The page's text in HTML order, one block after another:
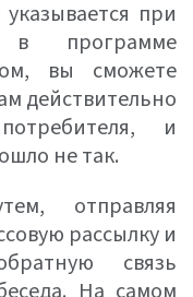
при
в программе
вы сможете
действительно
и
не так.
отправляя
рассылку и
связь